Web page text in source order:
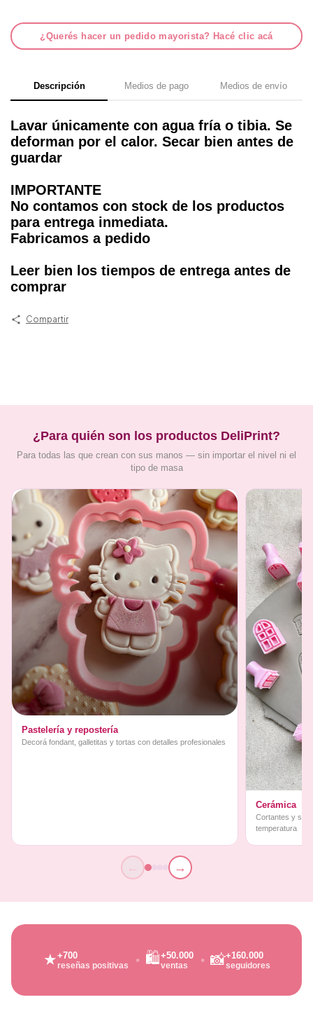
¿Querés hacer un pedido mayorista? Hacé clic acá
Descripción Medios de pago Medios de envío
Lavar únicamente con agua fría o tibia. Se
deforman por el calor. Secar bien antes de
guardar
IMPORTANTE
No contamos con stock de los productos
para entrega inmediata.
Fabricamos a pedido
Leer bien los tiempos de entrega antes de
comprar
Compartir
¿Para quién son los productos DeliPrint?
Para todas las que crean con sus manos — sin importar el nivel ni el
tipo de masa
Pastelería y repostería
Decorá fondant, galletitas y tortas con detalles profesionales
Cerámica
Cortantes y
temperatura
← →
★+700
reseñas positivas 🛍️+50.000
ventas 📸+160.000
seguidores